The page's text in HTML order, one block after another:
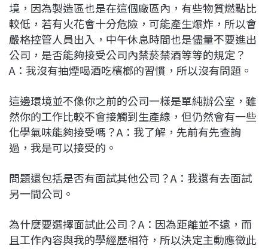
境，因為製造區也是在這個廠區內，有些物質燃點比
較低，若有火花會十分危險，可能產生爆炸，所以會
嚴格控管人員出入，中午休息時間也是儘量不要進出
公司，是否能夠接受公司內禁菸禁酒等等的規定？
A：我沒有抽煙喝酒吃檳榔的習慣，所以沒有問題。
這邊環境並不像你之前的公司一樣是單純辦公室，雖
然你的工作比較不會接觸到生產線，但仍然會有一些
化學氣味能夠接受嗎？A：我了解，先前有先查詢
過，我是可以接受的。
問題還包括是否有面試其他公司？A：我還有去面試
另一間公司。
為什麼要選擇面試此公司？A：因為距離並不遠，而
且工作內容與我的學經歷相符，所以決定主動應徵此